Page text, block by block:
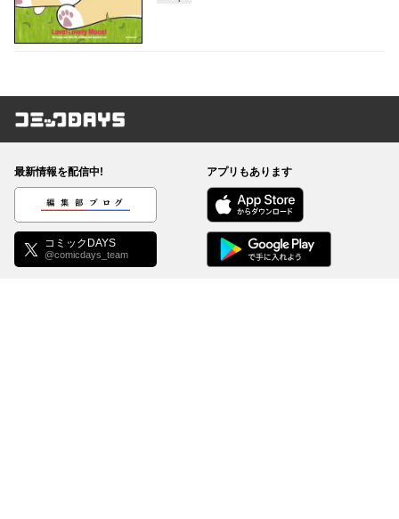
コミックDAYS
最新情報を配信中!
編集部ブログ
コミックDAYS
@comicdays_team
アプリもあります